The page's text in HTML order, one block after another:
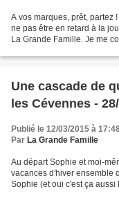
A vos marques, prêt, partez
ne pas être en retard à la
La Grande Famille. Je me
Une cascade de
les Cévennes -
Publié le 12/03/2015 à
Par La Grande Famille
Au départ Sophie et moi-
vacances d'hiver ensemble
Sophie (et oui c'est ça aussi